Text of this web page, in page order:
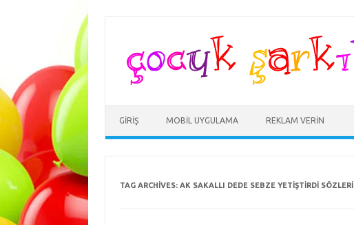
GIRIŞ MOBIL UYGULAMA REKLAM VERIN
TAG ARCHIVES: AK SAKALLI DEDE SEBZE YETIŞTIRDI SÖZLERI